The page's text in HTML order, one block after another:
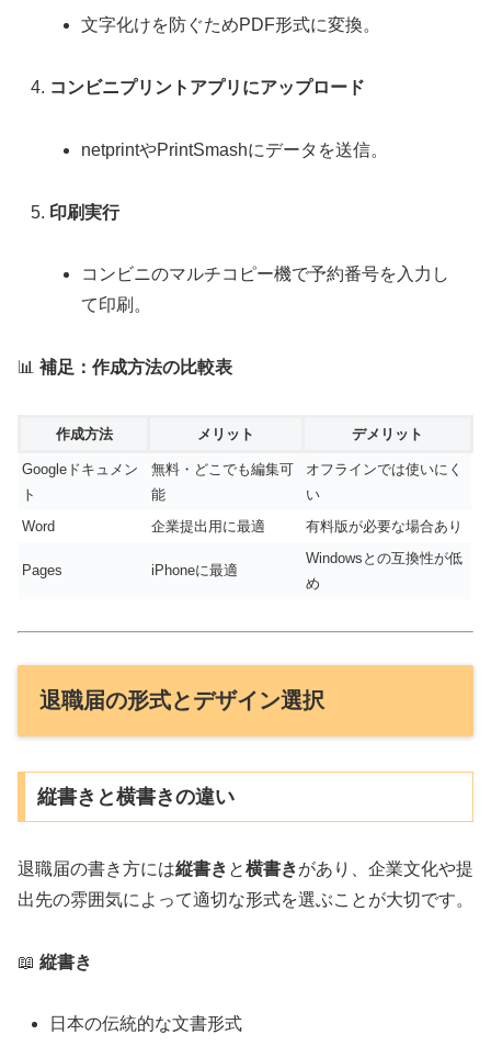
文字化けを防ぐためPDF形式に変換。
コンビニプリントアプリにアップロード
netprintやPrintSmashにデータを送信。
印刷実行
コンビニのマルチコピー機で予約番号を入力し
て印刷。
📊 補足：作成方法の比較表
作成方法 メリット デメリット
Googleドキュメン
ト
無料・どこでも編集可
能
オフラインでは使いにく
い
Word
企業提出用に最適 有料版が必要な場合あり
Pages iPhoneに最適
Windowsとの互換性が低
め
退職届の形式とデザイン選択
縦書きと横書きの違い
退職届の書き方には縦書き と横書きがあり、企業文化や提
出先の雰囲気によって適切な形式を選ぶことが大切です。
📖 縦書き
日本の伝統的な文書形式